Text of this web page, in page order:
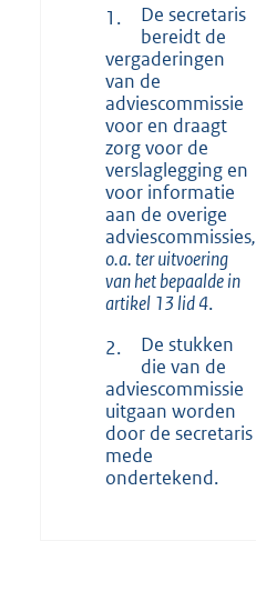
1.
De secretaris
bereidt de
vergaderingen
van de
adviescommissie
voor en draagt
zorg voor de
verslaglegging en
voor informatie
aan de overige
adviescommissies,
o.a. ter uitvoering
van het bepaalde in
artikel 13 lid 4.
2.
De stukken
die van de
adviescommissie
uitgaan worden
door de secretaris
mede
ondertekend.